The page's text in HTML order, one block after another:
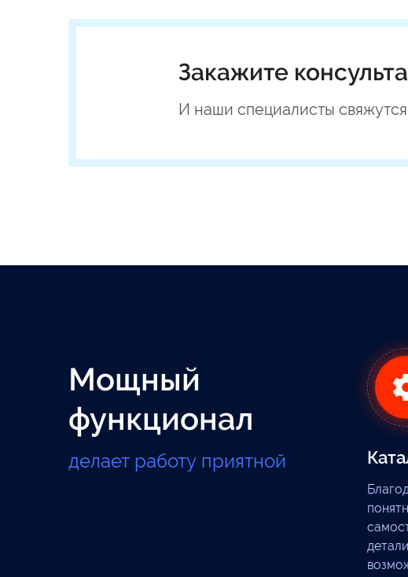
Закажите
И наши специалисты
Мощный
функционал
делает работу приятной